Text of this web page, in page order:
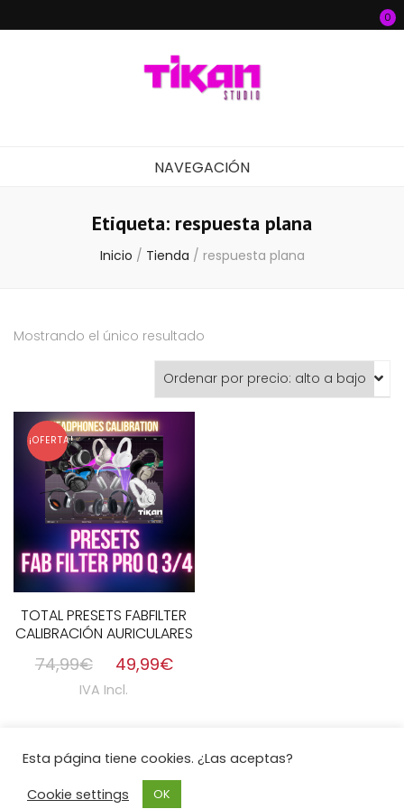
0
NAVEGACIÓN
Etiqueta: respuesta plana
Inicio / Tienda / respuesta plana
Mostrando el único resultado
¡OFERTA!
TOTAL PRESETS FABFILTER
CALIBRACIÓN AURICULARES
74,99€ 49,99€
IVA Incl.
Esta página tiene cookies. ¿Las aceptas?
Cookie settings
OK